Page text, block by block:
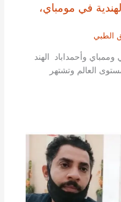
في مومباي،
الطبي
وممباي وأحمداباد الهند
العالم وتشتهر